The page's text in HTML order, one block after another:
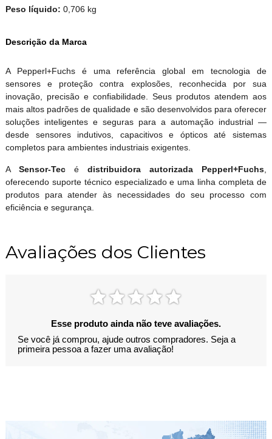
Peso líquido: 0,706 kg
Descrição da Marca
A Pepperl+Fuchs é uma referência global em tecnologia de
sensores e proteção contra explosões, reconhecida por sua
inovação, precisão e confiabilidade. Seus produtos atendem aos
mais altos padrões de qualidade e são desenvolvidos para oferecer
soluções inteligentes e seguras para a automação industrial —
desde sensores indutivos, capacitivos e ópticos até sistemas
completos para ambientes industriais exigentes.
A Sensor-Tecé distribuidora autorizada Pepperl+Fuchs
oferecendo suporte técnico especializado e uma linha completa de
produtos para atender às necessidades do seu processo com
eficiência e segurança.
Avaliações dos Clientes
Esse produto ainda não teve avaliações.
Se você já comprou, ajude outros compradores. Seja a
primeira pessoa a fazer uma avaliação!